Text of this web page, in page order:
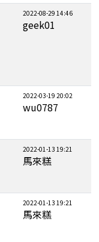
2022-08-29 14:46
geek01
2022-03-19 20:02
wu0787
2022-01-13 19:21
馬來糕
2022-01-13 19:21
馬來糕